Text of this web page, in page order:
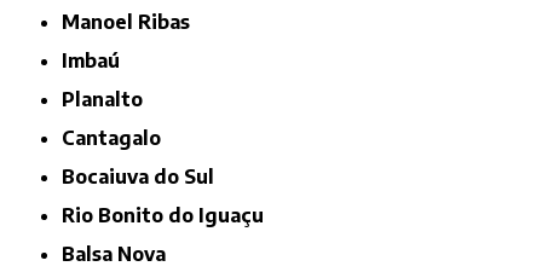
Manoel Ribas
Imbaú
Planalto
Cantagalo
Bocaiuva do Sul
Rio Bonito do Iguaçu
Balsa Nova